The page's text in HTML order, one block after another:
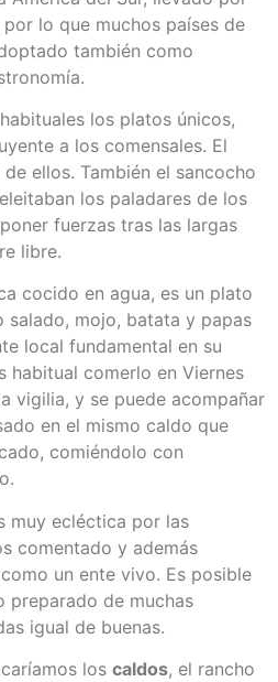
lo que muchos países de
también como
los platos únicos,
a los comensales. El
ellos. También el sancocho
los paladares de los
fuerzas tras las largas
libre.
cocido en agua, es un plato
salado, mojo, batata y papas
local fundamental en su
habitual comerlo en Viernes
vigilia, y se puede acompañar
en el mismo caldo que
comiéndolo con
muy ecléctica por las
comentado y además
un ente vivo. Es posible
preparado de muchas
igual de buenas.
los caldos, el rancho